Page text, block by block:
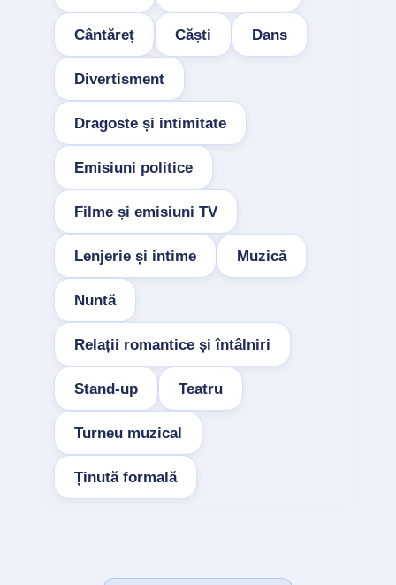
Cântăreț Căști Dans
Divertisment
Dragoste și intimitate
Emisiuni politice
Filme și emisiuni TV
Lenjerie și intime Muzică
Nuntă
Relații romantice și întâlniri
Stand-up Teatru
Turneu muzical
Ținută formală